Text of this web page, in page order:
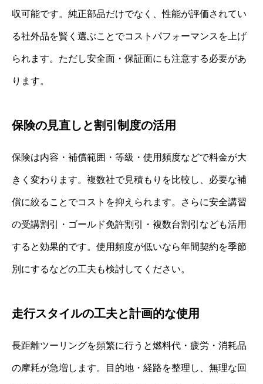
収可能です。純正部品だけでなく、性能が評価されてい
る社外品を賢く選ぶことでコストパフォーマンスを上げ
られます。ただし安全面・保証面にも注意する必要があ
ります。
保険の見直しと割引制度の活用
保険は内容・補償範囲・等級・使用頻度などで料金が大
きく変わります。複数社で見積もりを比較し、必要な補
償に絞ることでコストを抑えられます。さらに安全講習
の受講割引・ゴールド免許割引・複数台割引なども活用
すると効果的です。使用頻度が低いなら年間契約を季節
別にするなどの工夫も検討してください。
走行スタイルの工夫と計画的な使用
長距離ツーリングを頻繁に行うと燃料代・疲労・消耗品
の摩耗が急増します。目的地・経路を整理し、無理な回